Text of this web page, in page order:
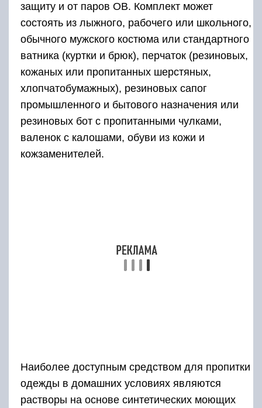
защиту и от паров ОВ. Комплект может
состоять из лыжного, рабочего или школьного,
обычного мужского костюма или стандартного
ватника (куртки и брюк), перчаток (резиновых,
кожаных или пропитанных шерстяных,
хлопчатобумажных), резиновых сапог
промышленного и бытового назначения или
резиновых бот с пропитанными чулками,
валенок с калошами, обуви из кожи и
кожзаменителей.
Наиболее доступным средством для пропитки
одежды в домашних условиях являются
растворы на основе синтетических моющих